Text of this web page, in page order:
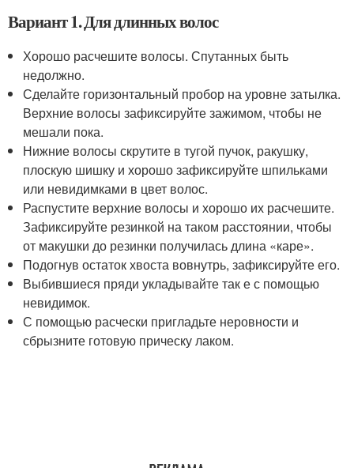
Вариант 1. Для длинных волос
Хорошо расчешите волосы. Спутанных быть
недолжно.
Сделайте горизонтальный пробор на уровне затылка.
Верхние волосы зафиксируйте зажимом, чтобы не
мешали пока.
Нижние волосы скрутите в тугой пучок, ракушку,
плоскую шишку и хорошо зафиксируйте шпильками
или невидимками в цвет волос.
Распустите верхние волосы и хорошо их расчешите.
Зафиксируйте резинкой на таком расстоянии, чтобы
от макушки до резинки получилась длина «каре».
Подогнув остаток хвоста вовнутрь, зафиксируйте его.
Выбившиеся пряди укладывайте так е с помощью
невидимок.
С помощью расчески пригладьте неровности и
сбрызните готовую прическу лаком.